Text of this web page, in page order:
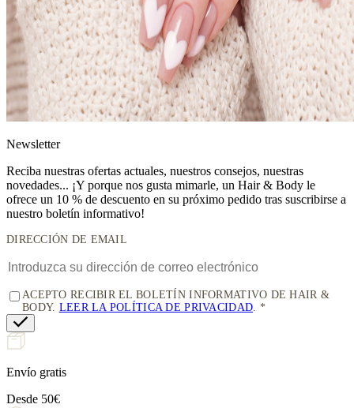
Newsletter
Reciba nuestras ofertas actuales, nuestros consejos, nuestras
novedades... ¡Y porque nos gusta mimarle, un Hair & Body le
ofrece un 10 % de descuento en su próximo pedido tras suscribirse a
nuestro boletín informativo!
DIRECCIÓN DE EMAIL
ACEPTO RECIBIR EL BOLETÍN INFORMATIVO DE HAIR &
BODY. LEER LA POLÍTICA DE PRIVACIDAD
Envío gratis
Desde 50€